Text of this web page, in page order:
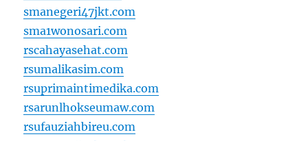
smanegeri47jkt.com
sma1wonosari.com
rscahayasehat.com
rsumalikasim.com
rsuprimaintimedika.com
rsarunlhokseumaw.com
rsufauziahbireu.com